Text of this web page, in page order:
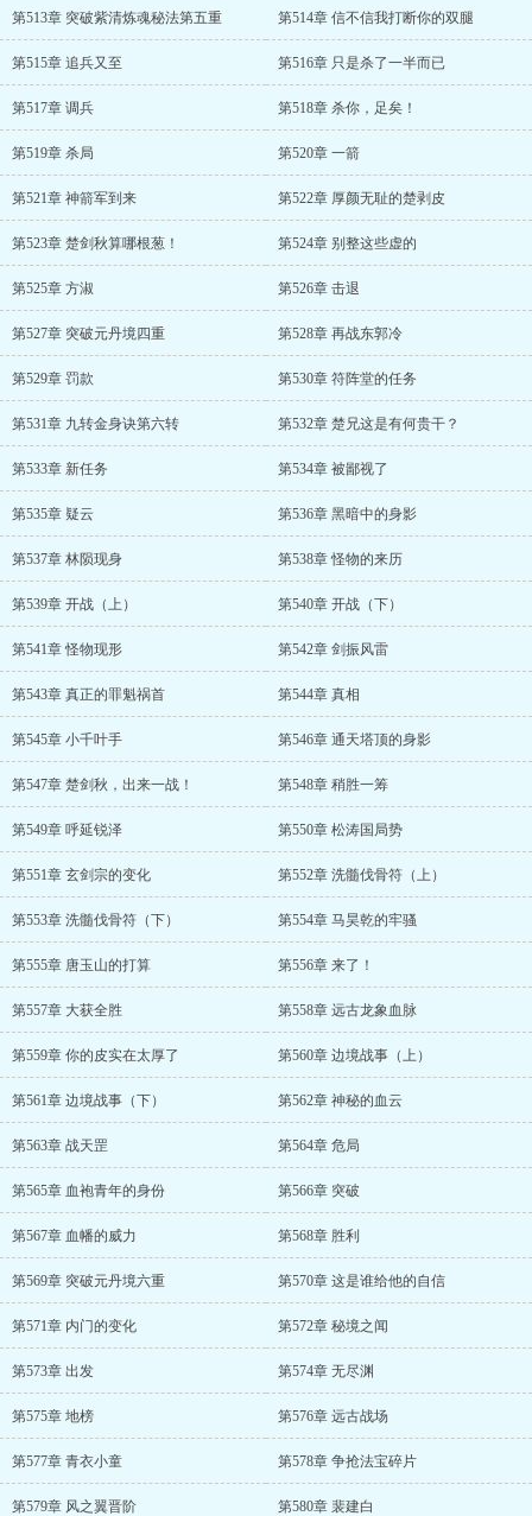
第513章 突破紫清炼魂秘法第五重 第514章 信不信我打断你的双腿
第515章 追兵又至 第516章 只是杀了一半而已
第517章 调兵 第518章 杀你，足矣！
第519章 杀局 第520章 一箭
第521章 神箭军到来 第522章 厚颜无耻的楚剥皮
第523章 楚剑秋算哪根葱！ 第524章 别整这些虚的
第525章 方淑 第526章 击退
第527章 突破元丹境四重 第528章 再战东郭冷
第529章 罚款 第530章 符阵堂的任务
第531章 九转金身诀第六转 第532章 楚兄这是有何贵干？
第533章 新任务 第534章 被鄙视了
第535章 疑云 第536章 黑暗中的身影
第537章 林陨现身 第538章 怪物的来历
第539章 开战（上） 第540章 开战（下）
第541章 怪物现形 第542章 剑振风雷
第543章 真正的罪魁祸首 第544章 真相
第545章 小千叶手 第546章 通天塔顶的身影
第547章 楚剑秋，出来一战！ 第548章 稍胜一筹
第549章 呼延锐泽 第550章 松涛国局势
第551章 玄剑宗的变化 第552章 洗髓伐骨符（上）
第553章 洗髓伐骨符（下） 第554章 马昊乾的牢骚
第555章 唐玉山的打算 第556章 来了！
第557章 大获全胜 第558章 远古龙象血脉
第559章 你的皮实在太厚了 第560章 边境战事（上）
第561章 边境战事（下） 第562章 神秘的血云
第563章 战天罡 第564章 危局
第565章 血袍青年的身份 第566章 突破
第567章 血幡的威力 第568章 胜利
第569章 突破元丹境六重 第570章 这是谁给他的自信
第571章 内门的变化 第572章 秘境之闻
第573章 出发 第574章 无尽渊
第575章 地榜 第576章 远古战场
第577章 青衣小童 第578章 争抢法宝碎片
第579章 风之翼晋阶 第580章 裴建白